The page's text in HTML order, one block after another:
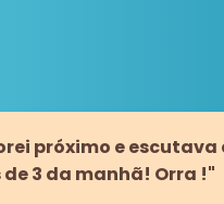
próximo e escutava
3 da manhã! Orra !"